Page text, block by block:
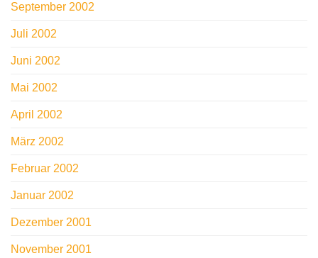
September 2002
Juli 2002
Juni 2002
Mai 2002
April 2002
März 2002
Februar 2002
Januar 2002
Dezember 2001
November 2001